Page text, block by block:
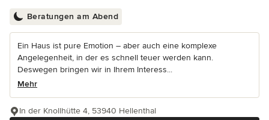
Beratungen am Abend
Ein Haus ist pure Emotion – aber auch eine komplexe
Angelegenheit, in der es schnell teuer werden kann.
Deswegen bringen wir in Ihrem Interess...
Mehr
In der Knollhütte 4, 53940 Hellenthal